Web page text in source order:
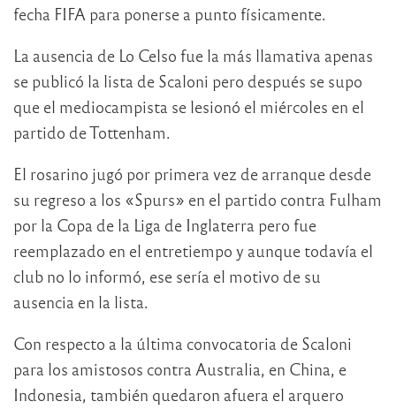
fecha FIFA para ponerse a punto físicamente.
La ausencia de Lo Celso fue la más llamativa apenas
se publicó la lista de Scaloni pero después se supo
que el mediocampista se lesionó el miércoles en el
partido de Tottenham.
El rosarino jugó por primera vez de arranque desde
su regreso a los «Spurs» en el partido contra Fulham
por la Copa de la Liga de Inglaterra pero fue
reemplazado en el entretiempo y aunque todavía el
club no lo informó, ese sería el motivo de su
ausencia en la lista.
Con respecto a la última convocatoria de Scaloni
para los amistosos contra Australia, en China, e
Indonesia, también quedaron afuera el arquero